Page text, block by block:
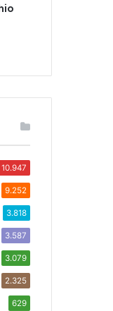
10.947
9.252
3.818
3.587
3.079
2.325
629